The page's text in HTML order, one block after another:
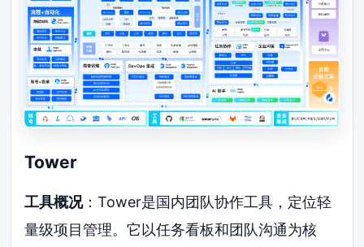
Tower
工具概况：Tower是国内团队协作工具，定位轻
量级项目管理。它以任务看板和团队沟通为核